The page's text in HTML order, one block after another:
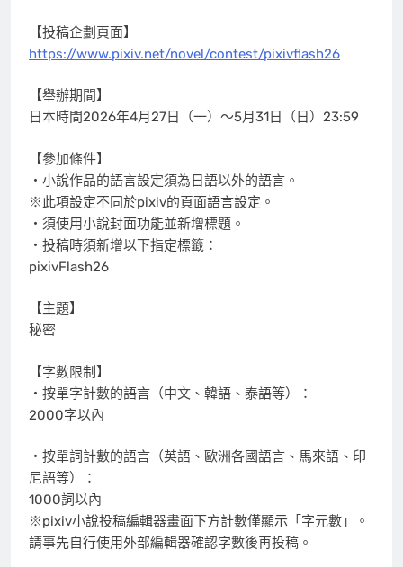
【投稿企劃頁面】
https://www.pixiv.net/novel/contest/pixivflash26
【舉辦期間】
日本時間2026年4月27日（一）～5月31日（日）23:59
【參加條件】
・小說作品的語言設定須為日語以外的語言。
※此項設定不同於pixiv的頁面語言設定。
・須使用小說封面功能並新增標題。
・投稿時須新增以下指定標籤：
pixivFlash26
【主題】
秘密
【字數限制】
・按單字計數的語言（中文、韓語、泰語等）：
2000字以內
・按單詞計數的語言（英語、歐洲各國語言、馬來語、印
尼語等）：
1000詞以內
※pixiv小說投稿編輯器畫面下方計數僅顯示「字元數」。
請事先自行使用外部編輯器確認字數後再投稿。